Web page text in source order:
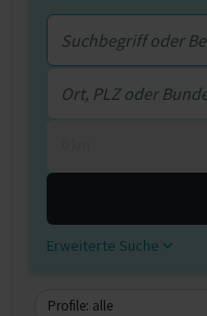
Erweiterte Suche
Profile: alle